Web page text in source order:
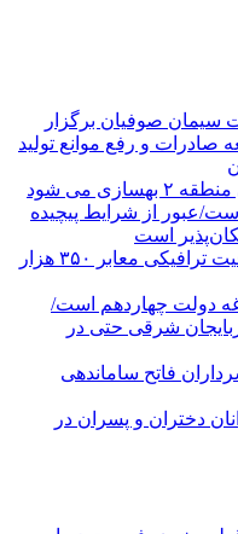
سیمان صوفیان برگزار
صادرات و رفع موانع تولید
می شود
عبور از شرایط پیچیده
است
یک میلیون خودرو در تبریز؛ ظرفیت ترافیکی معابر ۳۵۰ هزار
دولت چهاردهم است/
شرقی حتی در
فاتح ساماندهی
دختران و پسران در